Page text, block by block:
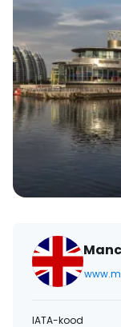
IATA-kood